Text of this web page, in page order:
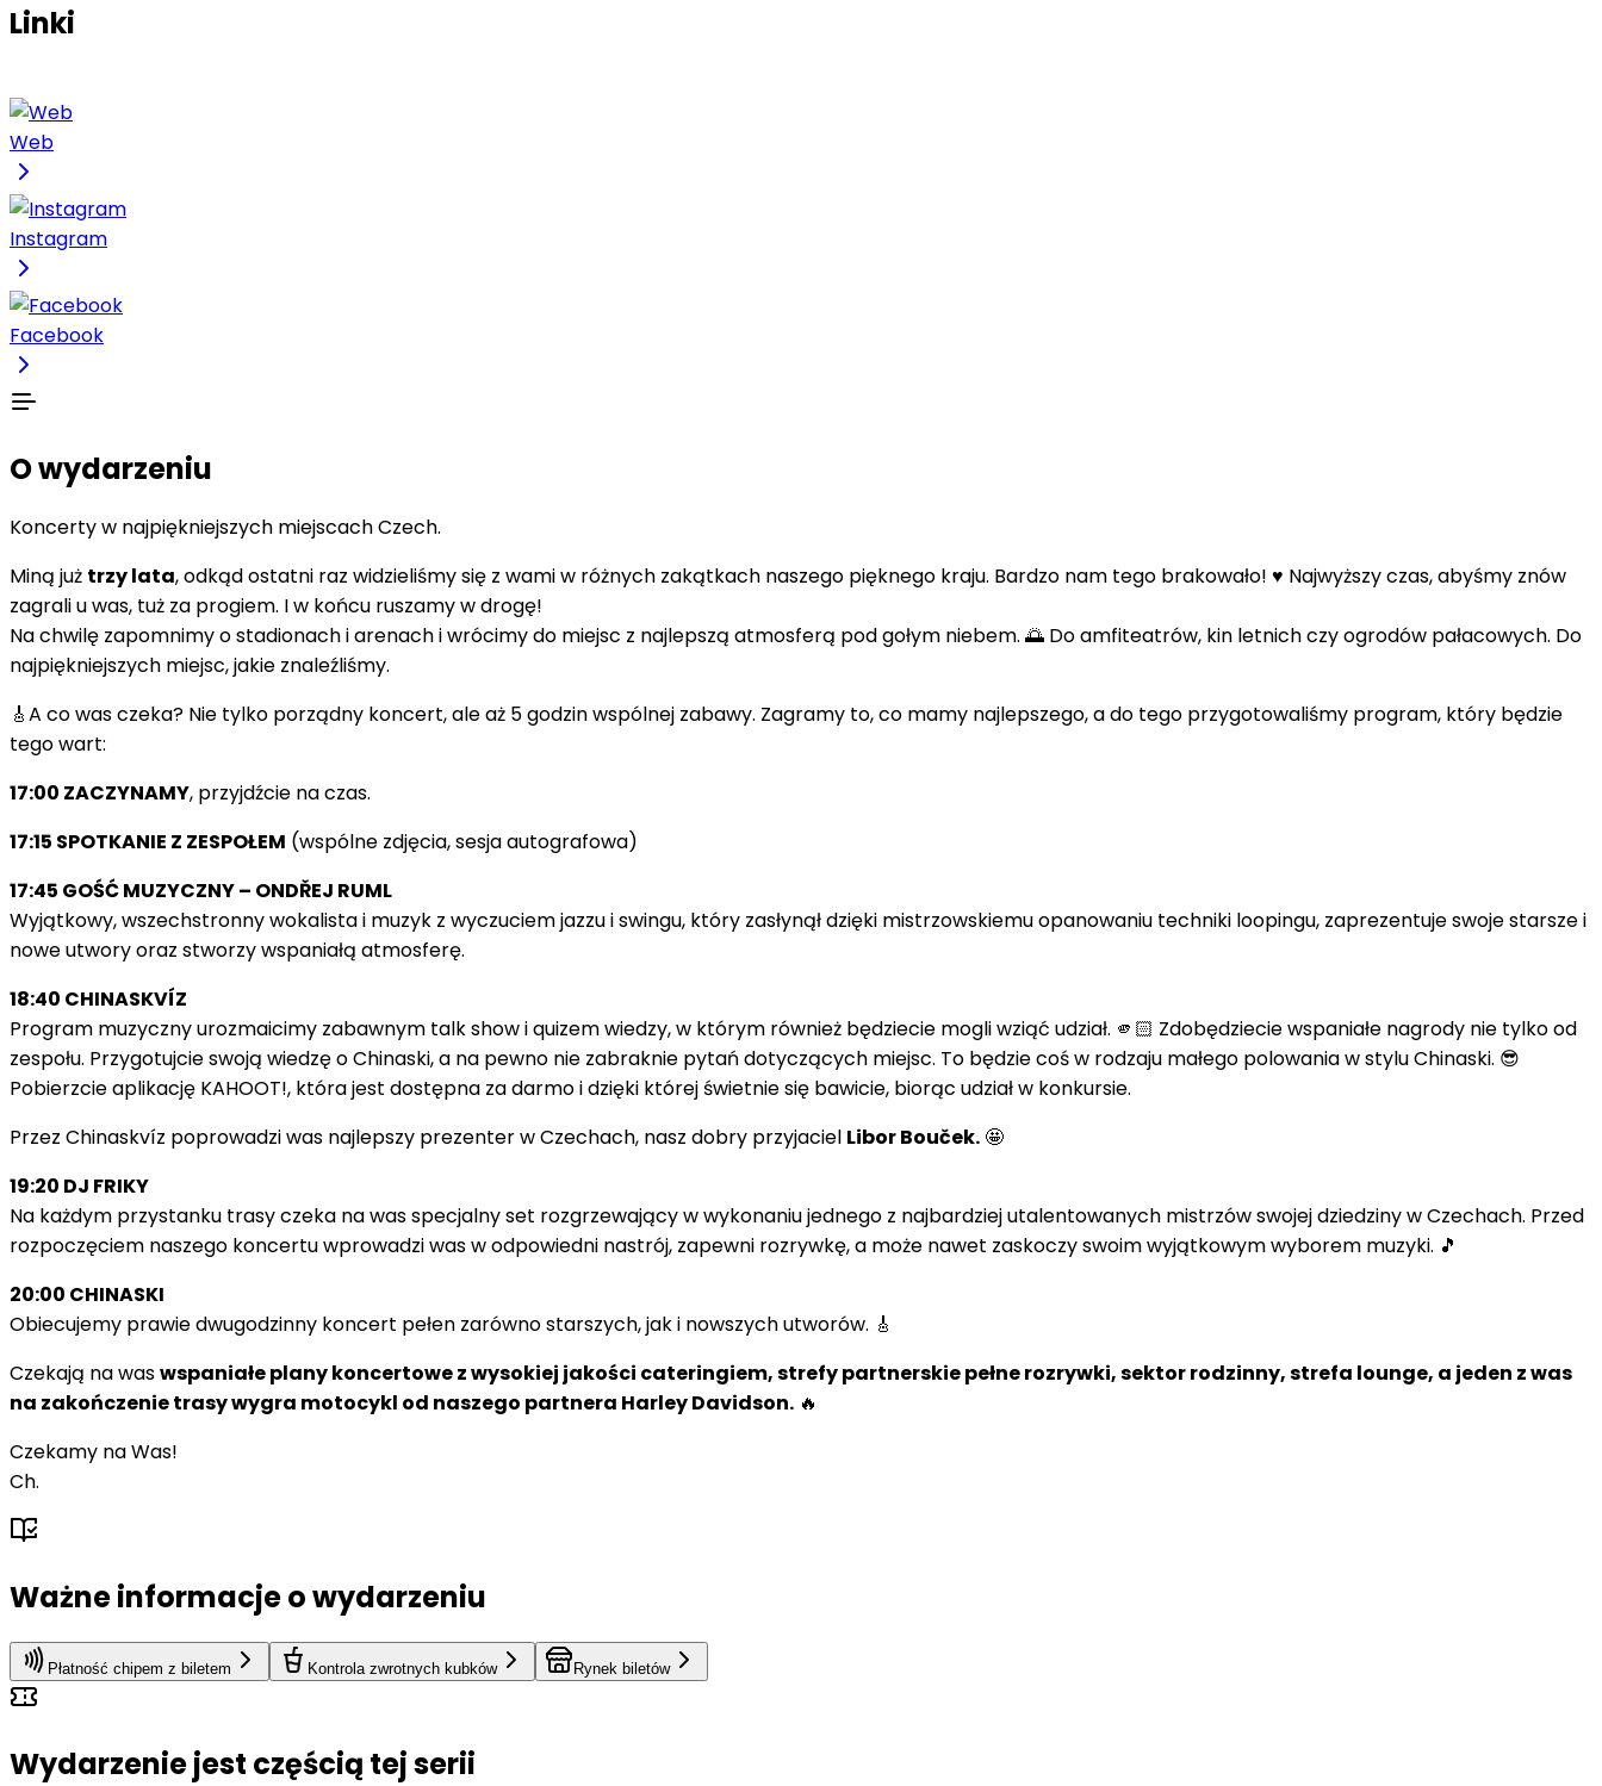
Linki
Web
Instagram
Facebook
O wydarzeniu
Koncerty w najpiękniejszych miejscach Czech.
Miną już trzy lata, odkąd ostatni raz widzieliśmy się z wami w różnych zakątkach naszego pięknego kraju. Bardzo nam tego brakowało! ♥️ Najwyższy czas, abyśmy znów
zagrali u was, tuż za progiem. I w końcu ruszamy w drogę!
Na chwilę zapomnimy o stadionach i arenach i wrócimy do miejsc z najlepszą atmosferą pod gołym niebem. 🌅 Do amfiteatrów, kin letnich czy ogrodów pałacowych. Do
najpiękniejszych miejsc, jakie znaleźliśmy.
🎸A co was czeka? Nie tylko porządny koncert, ale aż 5 godzin wspólnej zabawy. Zagramy to, co mamy najlepszego, a do tego przygotowaliśmy program, który będzie
tego wart:
17:00 ZACZYNAMY, przyjdźcie na czas.
17:15 SPOTKANIE Z ZESPOŁEM (wspólne zdjęcia, sesja autografowa)
17:45 GOŚĆ MUZYCZNY – ONDŘEJ RUML
Wyjątkowy, wszechstronny wokalista i muzyk z wyczuciem jazzu i swingu, który zasłynął dzięki mistrzowskiemu opanowaniu techniki loopingu, zaprezentuje swoje starsze i
nowe utwory oraz stworzy wspaniałą atmosferę.
18:40 CHINASKVÍZ
Program muzyczny urozmaicimy zabawnym talk show i quizem wiedzy, w którym również będziecie mogli wziąć udział. 🫵🏻 Zdobędziecie wspaniałe nagrody nie tylko od
zespołu. Przygotujcie swoją wiedzę o Chinaski, a na pewno nie zabraknie pytań dotyczących miejsc. To będzie coś w rodzaju małego polowania w stylu Chinaski. 😎
Pobierzcie aplikację KAHOOT!, która jest dostępna za darmo i dzięki której świetnie się bawicie, biorąc udział w konkursie.
Przez Chinaskvíz poprowadzi was najlepszy prezenter w Czechach, nasz dobry przyjaciel Libor Bouček. 🤩
19:20 DJ FRIKY
Na każdym przystanku trasy czeka na was specjalny set rozgrzewający w wykonaniu jednego z najbardziej utalentowanych mistrzów swojej dziedziny w Czechach. Przed
rozpoczęciem naszego koncertu wprowadzi was w odpowiedni nastrój, zapewni rozrywkę, a może nawet zaskoczy swoim wyjątkowym wyborem muzyki. 🎵
20:00 CHINASKI
Obiecujemy prawie dwugodzinny koncert pełen zarówno starszych, jak i nowszych utworów. 🎸
Czekają na waswspaniałe plany koncertowe z wysokiej jakości cateringiem, strefy partnerskie pełne rozrywki, sektor rodzinny, strefa lounge, a jeden z was
na zakończenie trasy wygra motocykl od naszego partnera Harley Davidson. 🔥
Czekamy na Was!
Ch.
Ważne informacje o wydarzeniu
Płatność chipem z biletem Kontrola zwrotnych kubków Rynek biletów
Wydarzenie jest częścią tej serii